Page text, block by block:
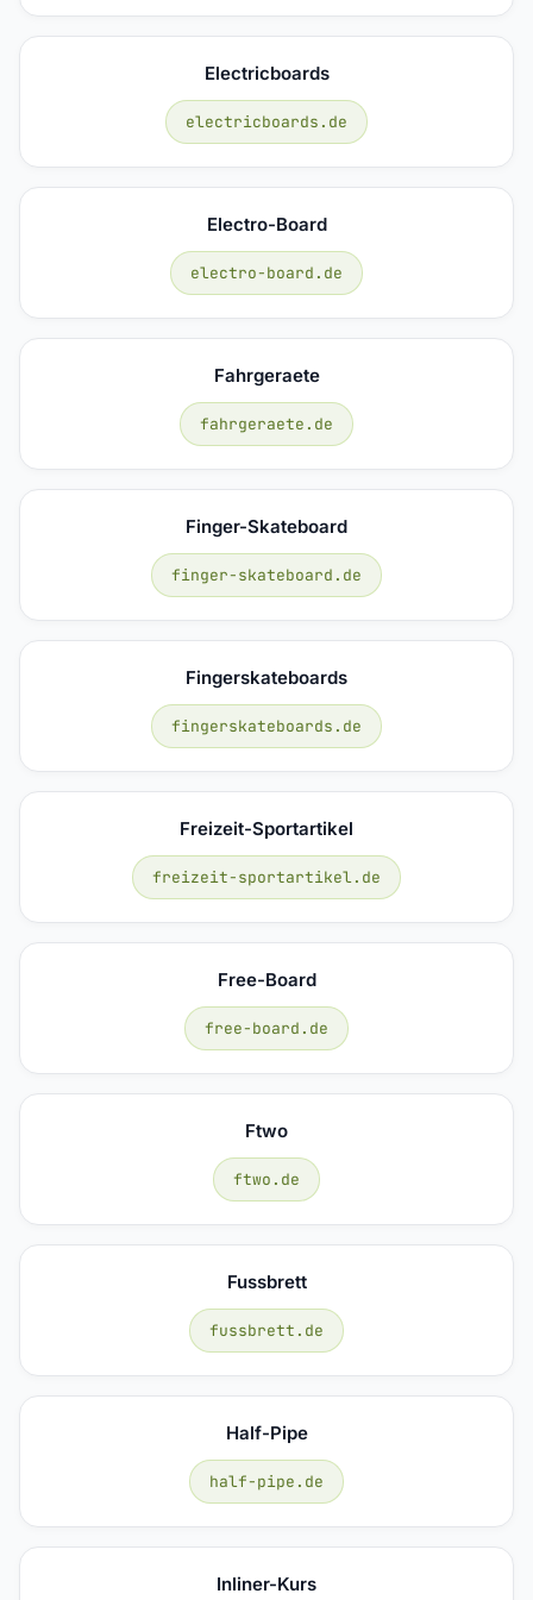
Electricboards
electricboards.de
Electro-Board
electro-board.de
Fahrgeraete
fahrgeraete.de
Finger-Skateboard
finger-skateboard.de
Fingerskateboards
fingerskateboards.de
Freizeit-Sportartikel
freizeit-sportartikel.de
Free-Board
free-board.de
Ftwo
ftwo.de
Fussbrett
fussbrett.de
Half-Pipe
half-pipe.de
Inliner-Kurs